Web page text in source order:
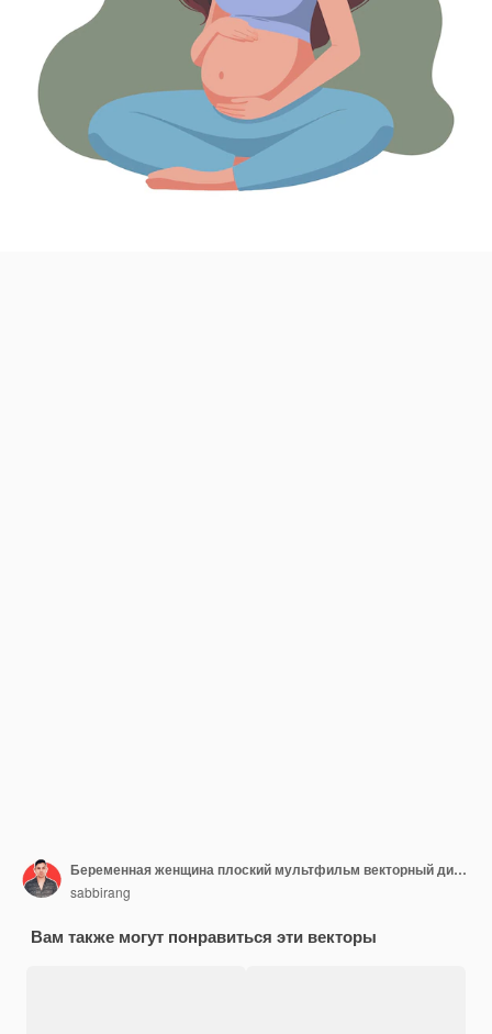
Беременная женщина плоский мультфильм векторный дизайн
sabbirang
Вам также могут понравиться эти векторы